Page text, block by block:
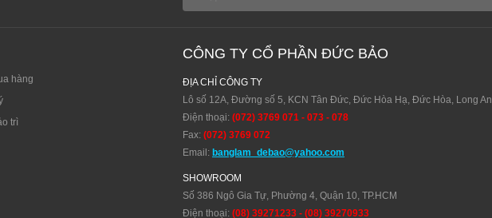
hàng
trì
CÔNG TY CỔ PHẦN ĐỨC BẢO
ĐỊA CHỈ CÔNG TY
Lô số 12A, Đường số 5, KCN Tân Đức, Đức Hòa Hạ, Đức Hòa, Long An
Điện thoại: (072) 3769 071 - 073 - 078
Fax: (072) 3769 072
Email: banglam_debao@yahoo.com
SHOWROOM
Số 386 Ngô Gia Tự, Phường 4, Quận 10, TP.HCM
Điện thoại: (08) 39271233 - (08) 39270933